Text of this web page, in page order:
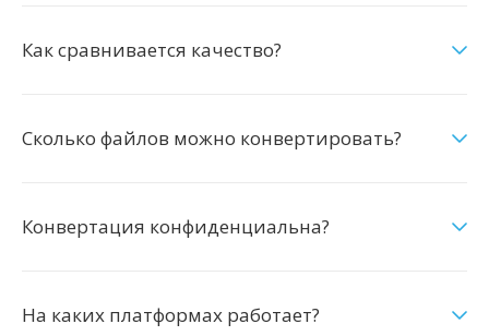
Как сравнивается качество?
Сколько файлов можно конвертировать?
Конвертация конфиденциальна?
На каких платформах работает?